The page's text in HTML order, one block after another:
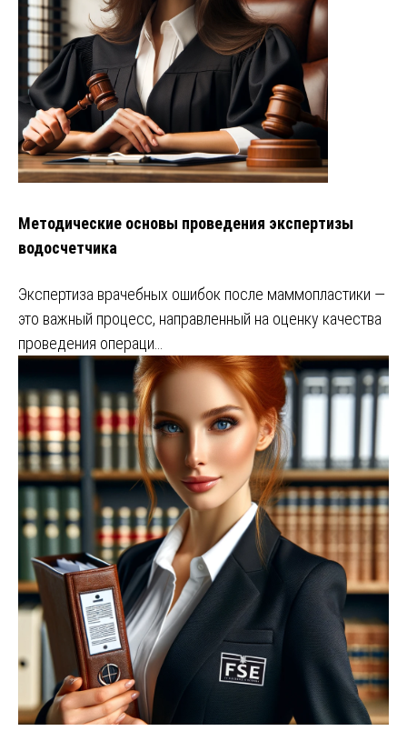
Методические основы проведения экспертизы
водосчетчика
Экспертиза врачебных ошибок после маммопластики —
это важный процесс, направленный на оценку качества
проведения операци…